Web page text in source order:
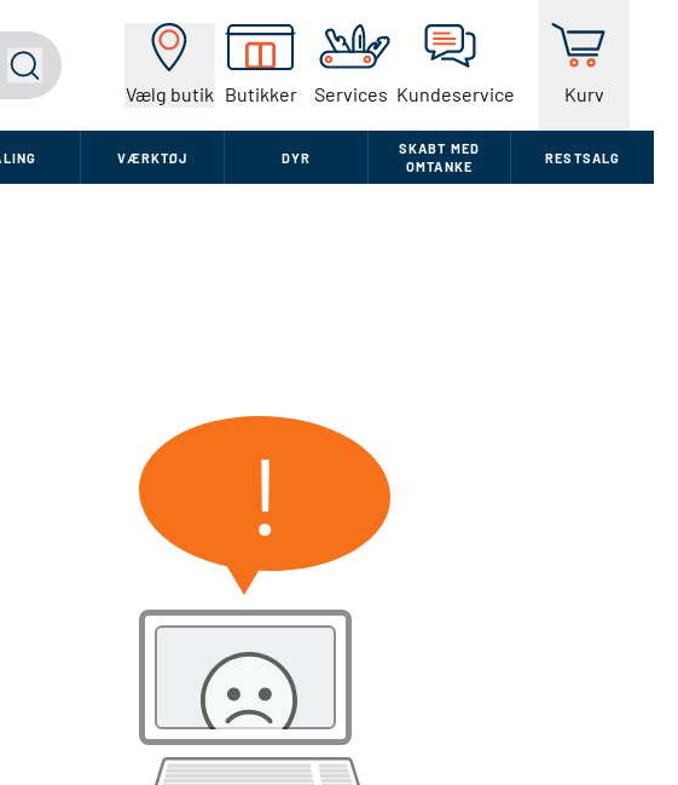
Vælg butik Butikker Services Kundeservice Kurv
Søg
VÆRKTØJ DYR
SKABT MED
OMTANKE
RESTSALG
!